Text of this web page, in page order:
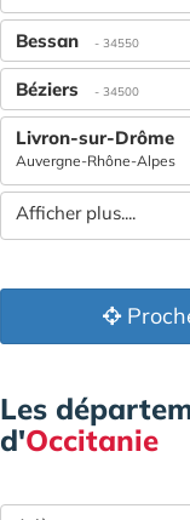
Bessan - 34550
Béziers - 34500
Livron-sur-Drôme
Auvergne-Rhône-Alpes
Afficher plus....
Les
d'Occitanie